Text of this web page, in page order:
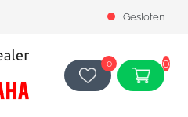
Gesloten
0 0